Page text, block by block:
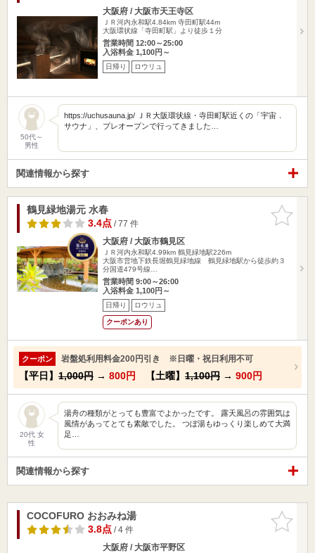
大阪府 / 大阪市天王寺区
ＪＲ河内永和駅4.84km 寺田町駅44m
大阪環状線「寺田町駅」より徒歩１分
営業時間 12:00～25:00
入浴料金 1,100円～
日帰り ロウリュ
50代～
男性
https://uchusauna.jp/ ＪＲ大阪環状線・寺田町駅近くの「宇宙．
サウナ」、プレオープンで行ってきました…
関連情報から探す
お気に入
りに追加
鶴見緑地湯元 水春
3.4点/ 77 件
大阪府 / 大阪市鶴見区
ＪＲ河内永和駅4.99km 鶴見緑地駅226m
大阪市営地下鉄長堀鶴見緑地線 鶴見緑地駅から徒歩約３
分国道479号線…
営業時間 9:00～26:00
入浴料金 1,100円～
日帰り ロウリュ
クーポンあり
クーポン 岩盤処利用料金200円引き ※日曜・祝日利用不可
【平日】 1,000円 → 800円 【土曜】 1,100円 → 900円
20代 女
性
湯舟の種類がとっても豊富でよかったです。 露天風呂の雰囲気は
風情があってとても素敵でした。 つぼ湯もゆっくり楽しめて大満
足…
関連情報から探す
お気に入
りに追加
COCOFURO おおみね湯
3.8点/ 4 件
大阪府 / 大阪市平野区